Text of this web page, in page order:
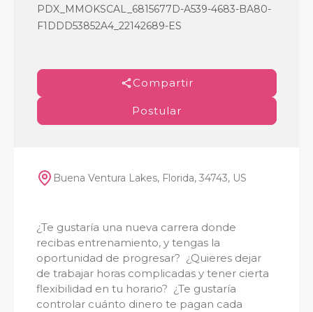
PDX_MMOKSCAL_6815677D-A539-4683-BA80-
F1DDD53852A4_22142689-ES
Compartir
Postular
Buena Ventura Lakes, Florida, 34743, US
¿Te gustaría una nueva carrera donde
recibas entrenamiento, y tengas la
oportunidad de progresar? ¿Quieres dejar
de trabajar horas complicadas y tener cierta
flexibilidad en tu horario? ¿Te gustaría
controlar cuánto dinero te pagan cada